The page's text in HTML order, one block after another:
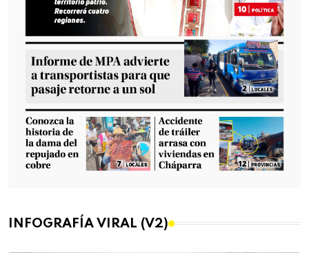
INFOGRAFÍA VIRAL (V2)